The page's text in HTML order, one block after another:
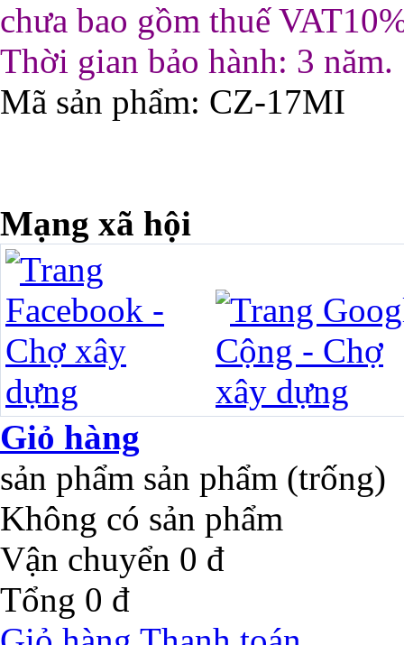
chưa bao gồm thuế
Thời gian bảo hành: 3 năm.
Mã sản phẩm: CZ-17MI
Mạng xã hội
Giỏ hàng
sản phẩm sản phẩm (trống)
Không có sản phẩm
Vận chuyển 0 đ
Tổng 0 đ